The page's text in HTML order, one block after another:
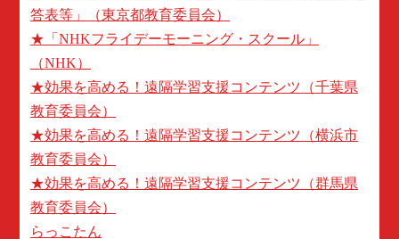
答表等」（東京都教育委員会）
★「NHKフライデーモーニング・スクール」
（NHK）
★効果を高める！遠隔学習支援コンテンツ（千葉県
教育委員会）
★効果を高める！遠隔学習支援コンテンツ（横浜市
教育委員会）
★効果を高める！遠隔学習支援コンテンツ（群馬県
教育委員会）
らっこたん